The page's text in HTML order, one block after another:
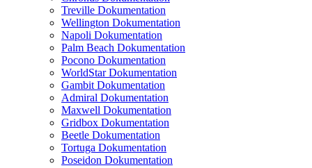
Treville Dokumentation
Wellington Dokumentation
Napoli Dokumentation
Palm Beach Dokumentation
Pocono Dokumentation
WorldStar Dokumentation
Gambit Dokumentation
Admiral Dokumentation
Maxwell Dokumentation
Gridbox Dokumentation
Beetle Dokumentation
Tortuga Dokumentation
Poseidon Dokumentation